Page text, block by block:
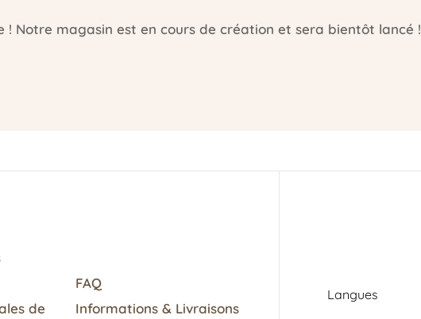
! Notre magasin est en cours de création et sera bientôt lancé !
de
FAQ
Informations & Livraisons​
Langues